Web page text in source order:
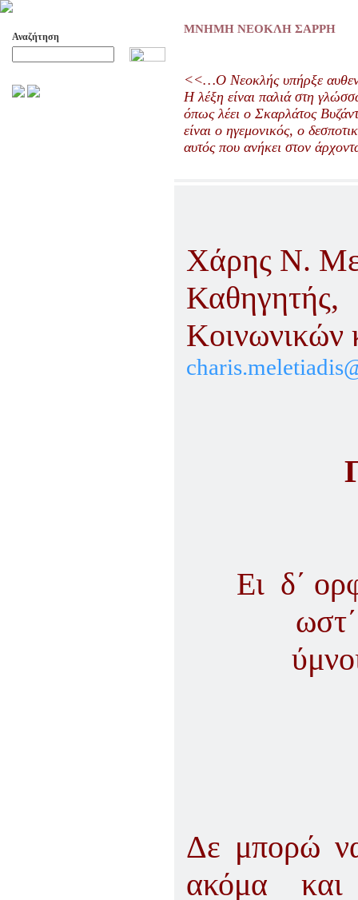
Αναζήτηση
ΜΝΗΜΗ ΝΕΟΚΛΗ ΣΑΡΡΗ
<<…Ο Νεοκλής υπήρξε
Η λέξη είναι παλιά στη
όπως λέει ο Σκαρλάτος
είναι ο ηγεμονικός, ο
αυτός που ανήκει στον
Χάρης Ν.
Κοινωνικών
Ει δ΄
Δε μπορώ
ακόμα και